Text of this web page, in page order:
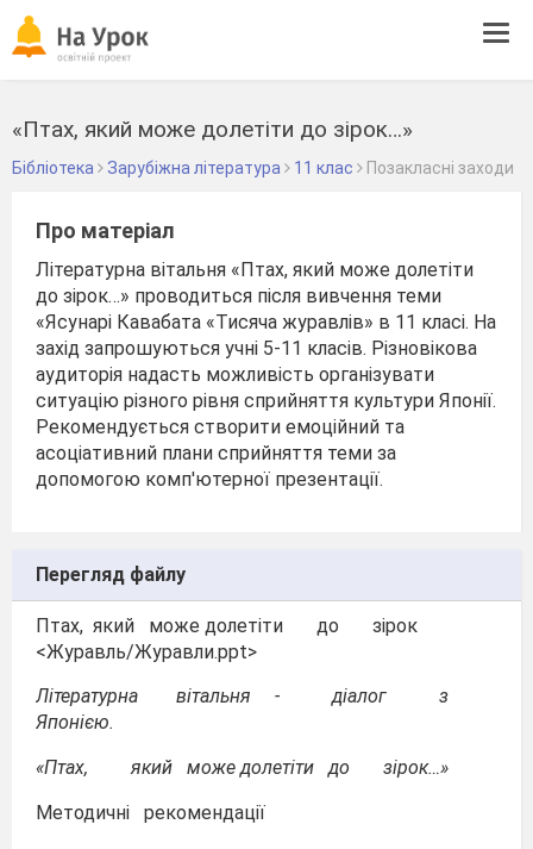
«Птах, який може долетіти до зірок…»
Бібліотека Зарубіжна література 11 клас Позакласні заходи
Про матеріал
Літературна вітальня «Птах, який може долетіти
до зірок…» проводиться після вивчення теми
«Ясунарі Кавабата «Тисяча журавлів» в 11 класі. На
захід запрошуються учні 5-11 класів. Різновікова
аудиторія надасть можливість організувати
ситуацію різного рівня сприйняття культури Японії.
Рекомендується створити емоційний та
асоціативний плани сприйняття теми за
допомогою комп'ютерної презентації.
Перегляд файлу
Птах, який може долетіти до зірок
<Журавль/Журавли.ppt>
Літературна вітальня - діалог з
Японією.
«Птах, який може долетіти до зірок…»
Методичні рекомендації